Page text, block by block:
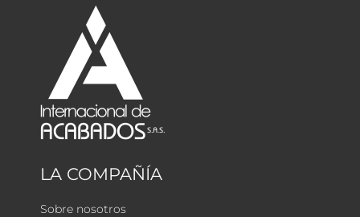
LA COMPAÑÍA
Sobre nosotros